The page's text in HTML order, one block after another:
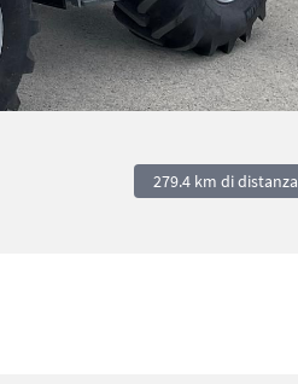
279.4 km di distanza